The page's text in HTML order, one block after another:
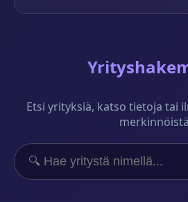
Etsi yrityksiä, katso tietoja tai